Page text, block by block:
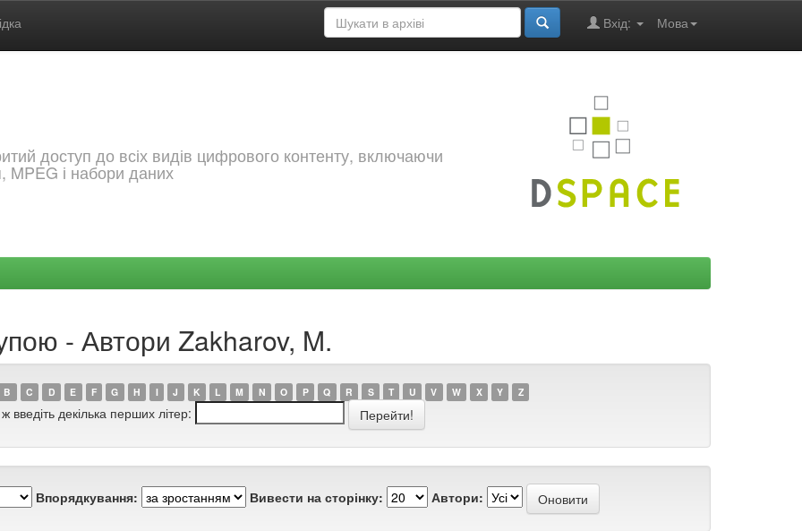
Мова
Вхід:
доступ до всіх видів цифрового контенту, включаючи
MPEG і набори даних
- Автори Zakharov, M.
B C D E F G H I J K L M N O P Q R S T U V W X Y Z
введіть декілька перших літер:
Впорядкування: Вивести на сторінку: Автори: